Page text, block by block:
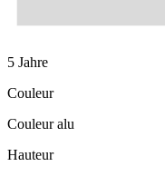
5 Jahre
Couleur
Couleur alu
Hauteur